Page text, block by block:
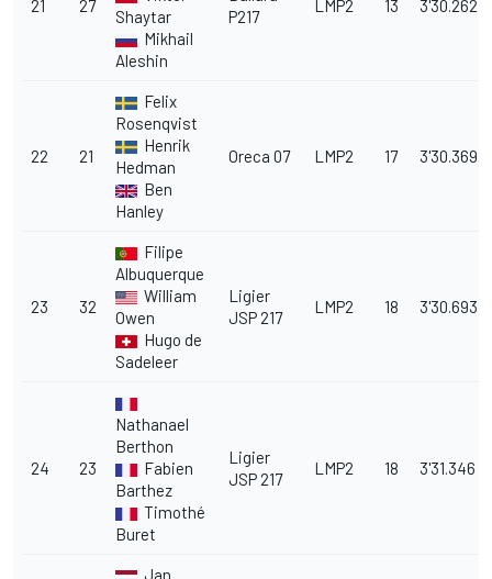
21 27
Shaytar
Mikhail
Aleshin
P217
LMP2 13 3'30.262
22 21
Felix
Rosenqvist
Henrik
Hedman
Ben
Hanley
Oreca 07 LMP2 17 3'30.369
23 32
Filipe
Albuquerque
William
Owen
Hugo de
Sadeleer
Ligier
JSP 217
LMP2 18 3'30.693
24 23
Nathanael
Berthon
Fabien
Barthez
Timothé
Buret
Ligier
JSP 217
LMP2 18 3'31.346
Jan